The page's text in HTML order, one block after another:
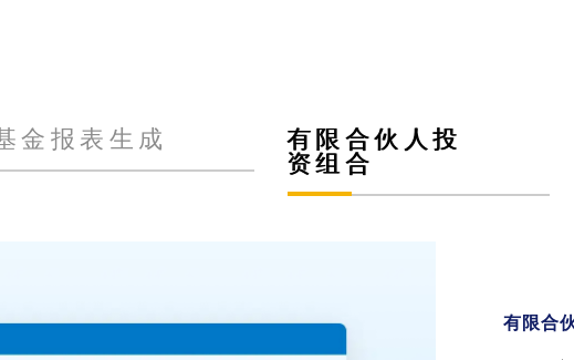
金报表生成
有限合伙人投
资组合
筹款与
基金报
有限合
基金管